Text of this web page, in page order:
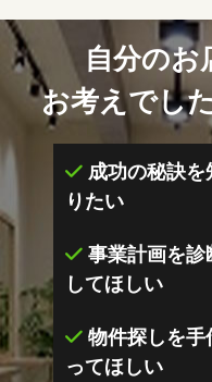
自分のお
お考えでし
成功の秘訣を
りたい
事業計画を診
してほしい
物件探しを手
ってほしい